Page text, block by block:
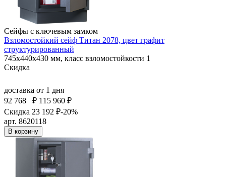
Сейфы с ключевым замком
Взломостойкий сейф Титан 2078, цвет графит
структурированный
745x440x430 мм, класс взломостойкости 1
Скидка
доставка от 1 дня
92 768
₽ 115 960 ₽
Скидка 23 192 ₽-20%
арт. 8620118
В корзину